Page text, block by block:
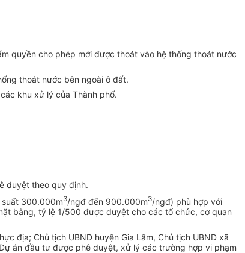
quyền cho phép mới được thoát vào hệ thống thoát nước
thoát nước bên ngoài ô đất.
khu xử lý của Thành phố.
duyệt theo quy định.
suất 300.000m3/ngđ đến 900.000m3/ngđ) phù hợp với
bằng, tỷ lệ 1/500 được duyệt cho các tổ chức, cơ quan
địa; Chủ tịch UBND huyện Gia Lâm, Chủ tịch UBND xã
án đầu tư được phê duyệt, xử lý các trường hợp vi phạm